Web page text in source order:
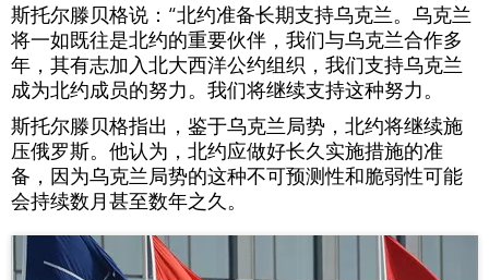
斯托尔滕贝格说：“北约准备长期支持乌克兰。乌克兰
将一如既往是北约的重要伙伴，我们与乌克兰合作多
年，其有志加入北大西洋公约组织，我们支持乌克兰
成为北约成员的努力。我们将继续支持这种努力。
斯托尔滕贝格指出，鉴于乌克兰局势，北约将继续施
压俄罗斯。他认为，北约应做好长久实施措施的准
备，因为乌克兰局势的这种不可预测性和脆弱性可能
会持续数月甚至数年之久。